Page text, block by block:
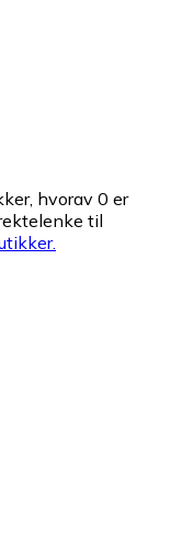
hvorav 0 er
til